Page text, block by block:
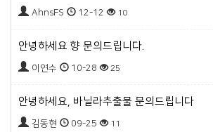
AhnsFS 12-12 10
안녕하세요 향 문의드립니다.
이연수 10-28 25
안녕하세요, 바닐라추출물 문의드립니다
김동현 09-25 11